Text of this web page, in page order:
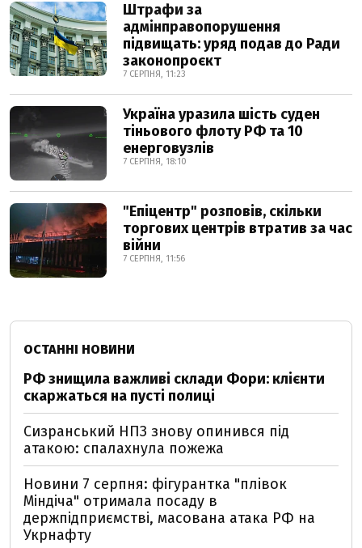
Штрафи за
адмінправопорушення
підвищать: уряд подав до Ради
законопроєкт
7 СЕРПНЯ, 11:23
Україна уразила шість суден
тіньового флоту РФ та 10
енерговузлів
7 СЕРПНЯ, 18:10
"Епіцентр" розповів, скільки
торгових центрів втратив за час
війни
7 СЕРПНЯ, 11:56
ОСТАННІ НОВИНИ
РФ знищила важливі склади Фори: клієнти
скаржаться на пусті полиці
Сизранський НПЗ знову опинився під
атакою: спалахнула пожежа
Новини 7 серпня: фігурантка "плівок
Міндіча" отримала посаду в
держпідприємстві, масована атака РФ на
Укрнафту